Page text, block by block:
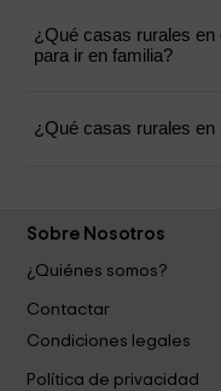
¿Qué casas rurales
para ir en familia?
¿Qué casas rurales en
Sobre Nosotros
¿Quiénes somos?
Contactar
Condiciones legales
Política de privacidad